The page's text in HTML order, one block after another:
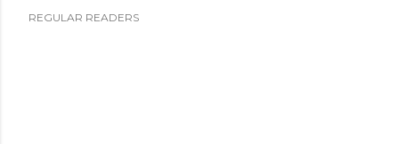
REGULAR READERS